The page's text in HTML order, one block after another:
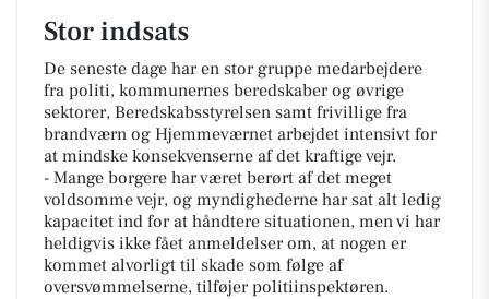
Stor indsats
De seneste dage har en stor gruppe medarbejdere
fra politi, kommunernes beredskaber og øvrige
sektorer, Beredskabsstyrelsen samt frivillige fra
brandværn og Hjemmeværnet arbejdet intensivt for
at mindske konsekvenserne af det kraftige vejr.
- Mange borgere har været berørt af det meget
voldsomme vejr, og myndighederne har sat alt ledig
kapacitet ind for at håndtere situationen, men vi har
heldigvis ikke fået anmeldelser om, at nogen er
kommet alvorligt til skade som følge af
oversvømmelserne, tilføjer politiinspektøren.